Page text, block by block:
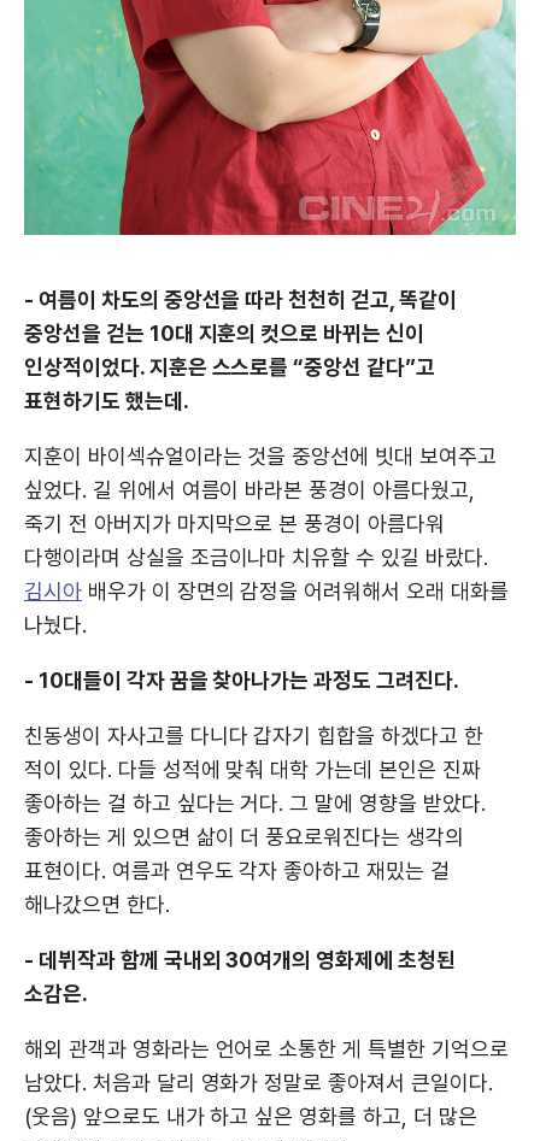
- 여름이 차도의 중앙선을 따라 천천히 걷고, 똑같이
중앙선을 걷는 10대 지훈의 컷으로 바뀌는 신이
인상적이었다. 지훈은 스스로를 “중앙선 같다”고
표현하기도 했는데.
지훈이 바이섹슈얼이라는 것을 중앙선에 빗대 보여주고
싶었다. 길 위에서 여름이 바라본 풍경이 아름다웠고,
죽기 전 아버지가 마지막으로 본 풍경이 아름다워
다행이라며 상실을 조금이나마 치유할 수 있길 바랐다.
김시아배우가 이 장면의 감정을 어려워해서 오래 대화를
나눴다.
- 10대들이 각자 꿈을 찾아나가는 과정도 그려진다.
친동생이 자사고를 다니다 갑자기 힙합을 하겠다고 한
적이 있다. 다들 성적에 맞춰 대학 가는데 본인은 진짜
좋아하는 걸 하고 싶다는 거다. 그 말에 영향을 받았다.
좋아하는 게 있으면 삶이 더 풍요로워진다는 생각의
표현이다. 여름과 연우도 각자 좋아하고 재밌는 걸
해나갔으면 한다.
- 데뷔작과 함께 국내외 30여개의 영화제에 초청된
소감은.
해외 관객과 영화라는 언어로 소통한 게 특별한 기억으로
남았다. 처음과 달리 영화가 정말로 좋아져서 큰일이다.
(웃음) 앞으로도 내가 하고 싶은 영화를 하고, 더 많은